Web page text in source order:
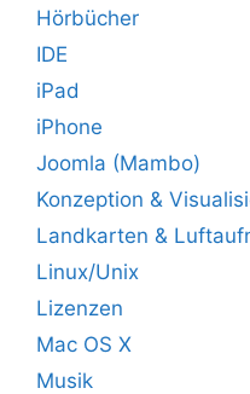
Hörbücher
IDE
iPad
iPhone
Joomla (Mambo)
Konzeption &
Landkarten &
Linux/Unix
Lizenzen
Mac OS X
Musik